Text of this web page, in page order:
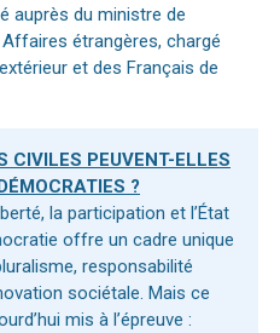
auprès du ministre de
Affaires étrangères, chargé
et des Français de
CIVILES PEUVENT-ELLES
?
la participation et l’État
offre un cadre unique
responsabilité
sociétale. Mais ce
mis à l’épreuve :